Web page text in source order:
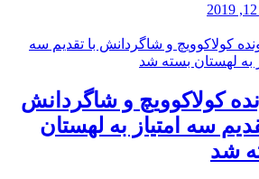
کولاکوویچ و شاگردانش
سه امتیاز به لهستان
شد